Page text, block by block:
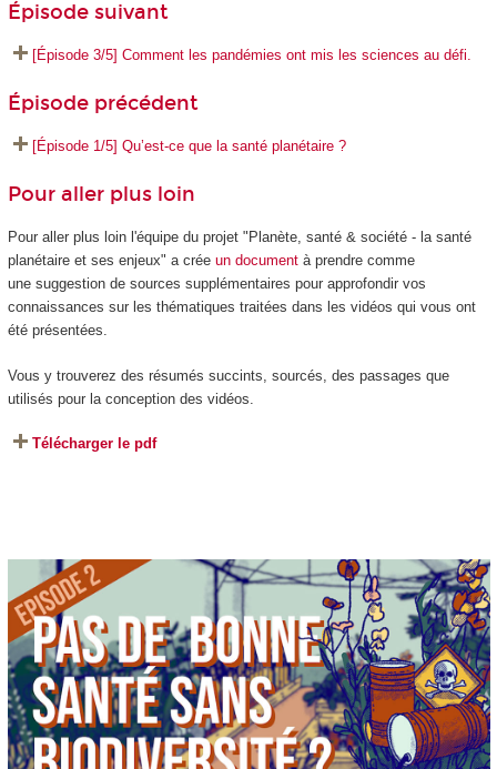
Épisode suivant
[Épisode 3/5] Comment les pandémies ont mis les sciences au défi.
Épisode précédent
[Épisode 1/5] Qu’est-ce que la santé planétaire ?
Pour aller plus loin
Pour aller plus loin l'équipe du projet "Planète, santé & société - la santé
planétaire et ses enjeux" a crée un documentà prendre comme
une suggestion de sources supplémentaires pour approfondir vos
connaissances sur les thématiques traitées dans les vidéos qui vous ont
été présentées.
Vous y trouverez des résumés succints, sourcés, des passages que
utilisés pour la conception des vidéos.
Télécharger le pdf